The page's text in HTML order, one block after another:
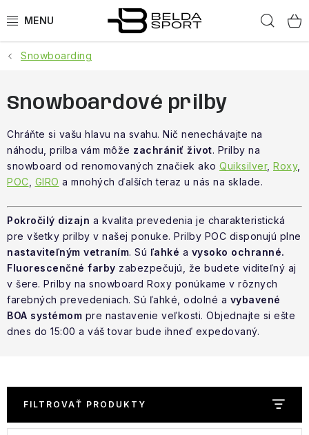
na
ŠPORTY
BEH
BOGNER
GOLDBERGH
OBUV
DOPLNKY
NAŠE SLUŽBY
Vrátenie a výmena Doprava a platba
Blog
Snowboarding
Snowboardové prilby
Chráňte si vašu hlavu na svahu. Nič nenechávajte na
náhodu, prilba vám môže zachrániť život. Prilby na
snowboard od renomovaných značiek ako Quiksilver, Roxy,
POC GIRO a mnohých ďalších teraz u nás na sklade.
Pokročilý dizajn a kvalita prevedenia je charakteristická
pre všetky prilby v našej ponuke. Prilby POC disponujú plne
nastaviteľným vetraním. Sú ľahké a vysoko ochranné.
Fluorescenčné farby zabezpečujú, že budete viditeľný aj
v šere. Prilby na snowboard Roxy ponúkame v rôznych
farebných prevedeniach. Sú ľahké, odolné a vybavené
BOA systémom pre nastavenie veľkosti. Objednajte si ešte
dnes do 15:00 a váš tovar bude ihneď expedovaný.
FILTROVAŤ PRODUKTY